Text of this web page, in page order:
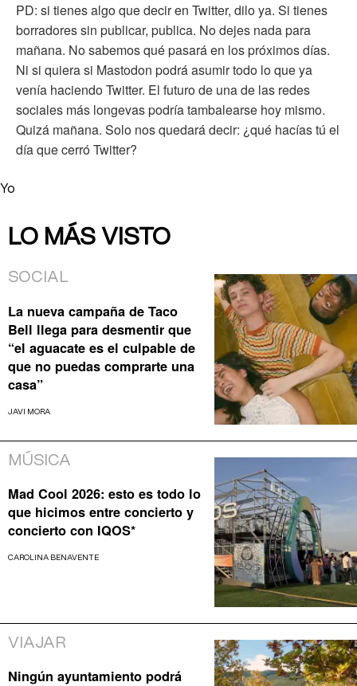
PD: si tienes algo que decir en Twitter, dilo ya. Si tienes
borradores sin publicar, publica. No dejes nada para
mañana. No sabemos qué pasará en los próximos días.
Ni si quiera si Mastodon podrá asumir todo lo que ya
venía haciendo Twitter. El futuro de una de las redes
sociales más longevas podría tambalearse hoy mismo.
Quizá mañana. Solo nos quedará decir: ¿qué hacías tú el
día que cerró Twitter?
Yo
LO MÁS VISTO
SOCIAL
La nueva campaña de Taco
Bell llega para desmentir que
“el aguacate es el culpable de
que no puedas comprarte una
casa”
JAVI MORA
MÚSICA
Mad Cool 2026: esto es todo lo
que hicimos entre concierto y
concierto con IQOS*
CAROLINA BENAVENTE
VIAJAR
Ningún ayuntamiento podrá